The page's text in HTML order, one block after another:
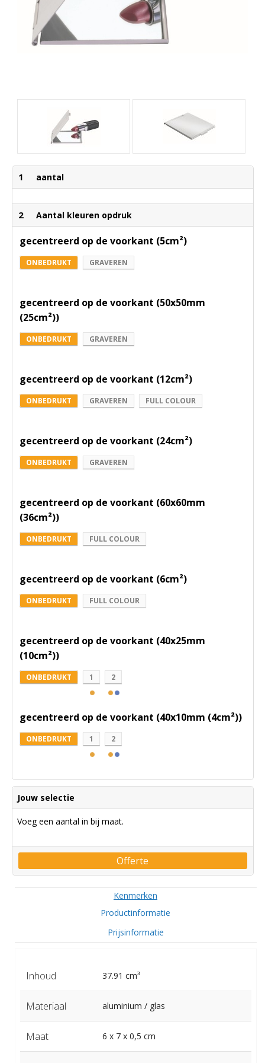
1 aantal
2 Aantal kleuren opdruk
gecentreerd op de voorkant (5cm²)
ONBEDRUKT GRAVEREN
gecentreerd op de voorkant (50x50mm
(25cm²))
ONBEDRUKT GRAVEREN
gecentreerd op de voorkant (12cm²)
ONBEDRUKT GRAVEREN FULL COLOUR
gecentreerd op de voorkant (24cm²)
ONBEDRUKT GRAVEREN
gecentreerd op de voorkant (60x60mm
(36cm²))
ONBEDRUKT FULL COLOUR
gecentreerd op de voorkant (6cm²)
ONBEDRUKT FULL COLOUR
gecentreerd op de voorkant (40x25mm
(10cm²))
ONBEDRUKT 1 2
gecentreerd op de voorkant (40x10mm (4cm²))
ONBEDRUKT 1 2
Jouw selectie
Voeg een aantal in bij maat.
Offerte
Kenmerken
Productinformatie
Prijsinformatie
Inhoud 37.91 cm³
Materiaal aluminium / glas
Maat 6 x 7 x 0,5 cm